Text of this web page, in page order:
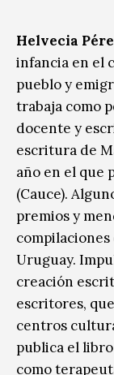
Helvecia
infancia en el
pueblo y
trabaja como
docente y
escritura de
año en el que
(Cauce).
premios y
compilaciones
Uruguay.
creación
escritores,
centros
publica el
como